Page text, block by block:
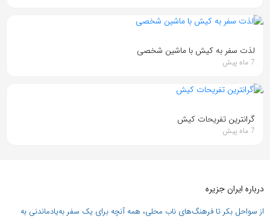
لذت سفر به کیش با ماشین شخصی
7 ماه پیش
گرانترین تفریحات کیش
7 ماه پیش
درباره ایران جزیره
از سواحل بکر تا فرهنگ‌های ناب محلی، همه آنچه برای یک سفر به‌یادماندنی به